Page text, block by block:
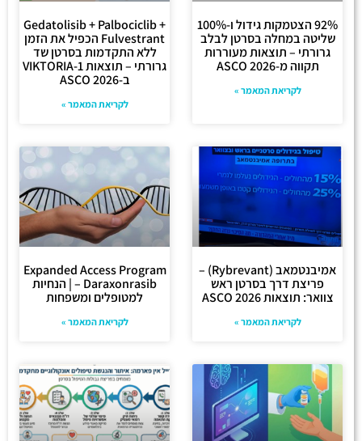
92% הצטמקות גידול ו-100%
שליטה במחלה בסרטן לבלב
גרורתי – תוצאות מעוררות
תקווה מ-ASCO 2026
לקריאת המאמר »
Gedatolisib + Palbociclib +
Fulvestrant הכפיל את הזמן
ללא התקדמות בסרטן שד
גרורתי – תוצאות VIKTORIA-1
ב-ASCO 2026
לקריאת המאמר »
אמיבנטמאב (Rybrevant) –
פריצת דרך בסרטן ראש
צוואר: תוצאות ASCO 2026
לקריאת המאמר »
Expanded Access Program
– Daraxonrasib | הנחיות
למטופלים ומשפחות
לקריאת המאמר »